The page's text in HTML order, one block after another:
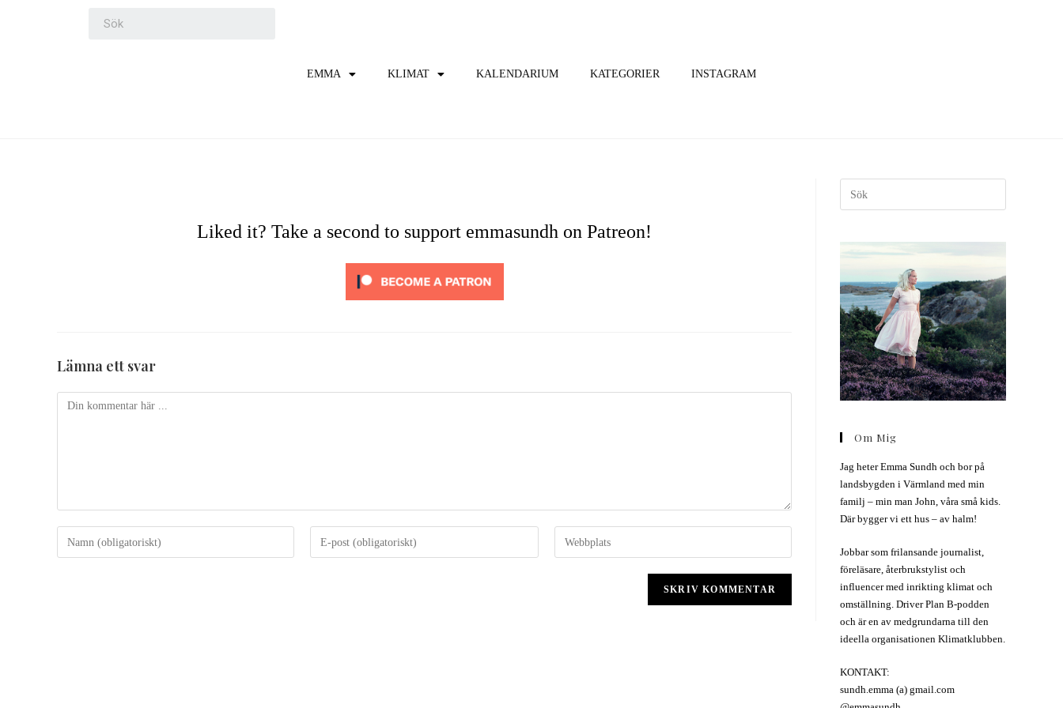
EMMA KLIMAT KALENDARIUM KATEGORIER INSTAGRAM
Liked it? Take a second to support emmasundh on Patreon!
Lämna ett svar
Om Mig
Jag heter Emma Sundh och bor på
landsbygden i Värmland med min
familj – min man John, våra små kids.
Där bygger vi ett hus – av halm!
Jobbar som frilansande journalist,
föreläsare, återbrukstylist och
influencer med inrikting klimat och
omställning. Driver Plan B-podden
och är en av medgrundarna till den
ideella organisationen Klimatklubben.
KONTAKT:
sundh.emma (a) gmail.com